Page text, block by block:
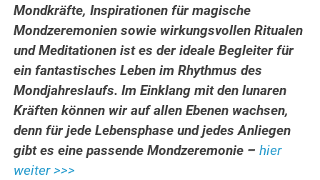
Mondkräfte, Inspirationen für magische
Mondzeremonien sowie wirkungsvollen Ritualen
und Meditationen ist es der ideale Begleiter für
ein fantastisches Leben im Rhythmus des
Mondjahreslaufs. Im Einklang mit den lunaren
Kräften können wir auf allen Ebenen wachsen,
denn für jede Lebensphase und jedes Anliegen
gibt es eine passende Mondzeremonie –hier
weiter >>>